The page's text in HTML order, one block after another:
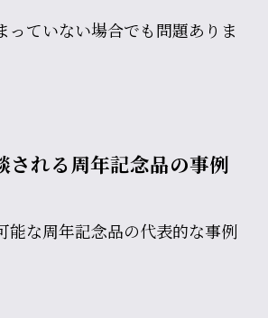
っていない場合でも問題ありま
される周年記念品の事例
能な周年記念品の代表的な事例